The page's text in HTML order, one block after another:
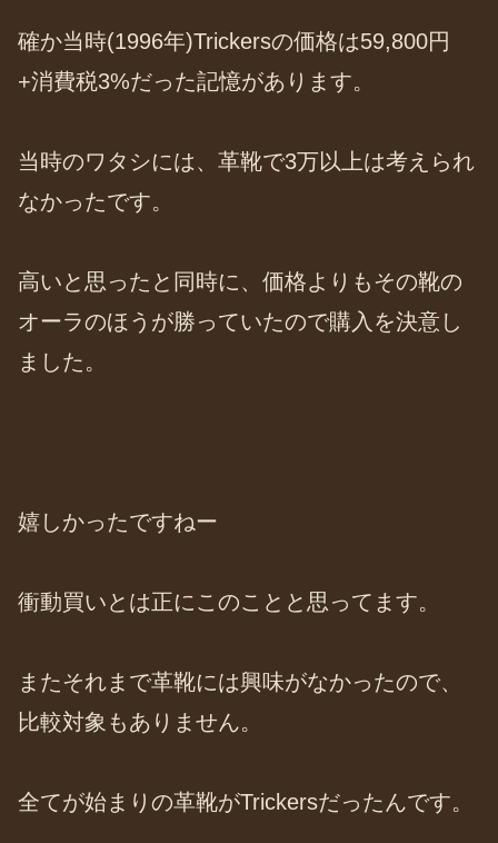
確か当時(1996年)Trickersの価格は59,800円
+消費税3%だった記憶があります。
当時のワタシには、革靴で3万以上は考えられ
なかったです。
高いと思ったと同時に、価格よりもその靴の
オーラのほうが勝っていたので購入を決意し
ました。
嬉しかったですねー
衝動買いとは正にこのことと思ってます。
またそれまで革靴には興味がなかったので、
比較対象もありません。
全てが始まりの革靴がTrickersだったんです。